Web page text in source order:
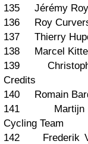
135 Jérémy Roy
136 Roy Curvers
137 Thierry
138 Marcel Kittel
139 Christophe
Credits
140 Romain
141 Martijn
Cycling Team
142 Frederik